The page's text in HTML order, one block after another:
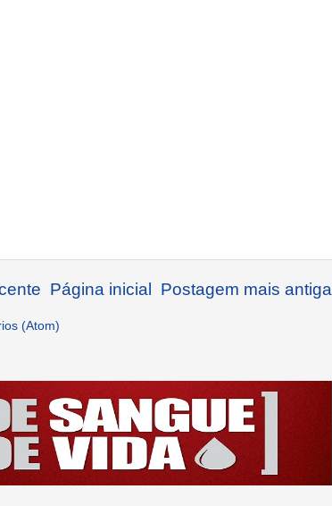
Postagem mais antiga
Página inicial
(Atom)